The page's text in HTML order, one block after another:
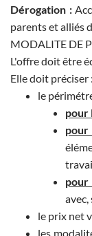
Dérogation :
parents et alliés
MODALITE DE
L'offre doit être
Elle doit préciser :
le
pour
avec,
le prix net
les